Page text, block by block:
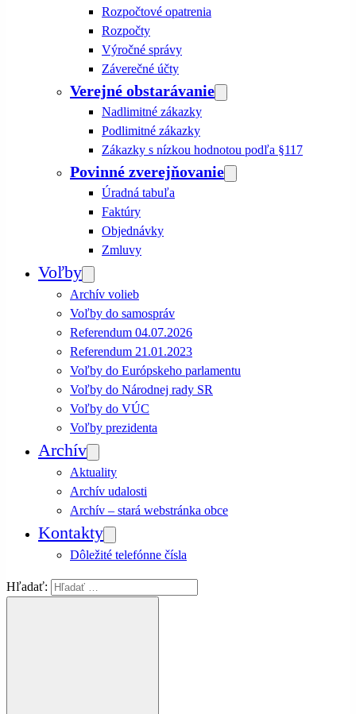
Rozpočtové opatrenia
Rozpočty
Výročné správy
Záverečné účty
Verejné obstarávanie
Nadlimitné zákazky
Podlimitné zákazky
Zákazky s nízkou hodnotou podľa §117
Povinné zverejňovanie
Úradná tabuľa
Faktúry
Objednávky
Zmluvy
Voľby
Archív volieb
Voľby do samospráv
Referendum 04.07.2026
Referendum 21.01.2023
Voľby do Európskeho parlamentu
Voľby do Národnej rady SR
Voľby do VÚC
Voľby prezidenta
Archív
Aktuality
Archív udalosti
Archív – stará webstránka obce
Kontakty
Dôležité telefónne čísla
Hľadať: